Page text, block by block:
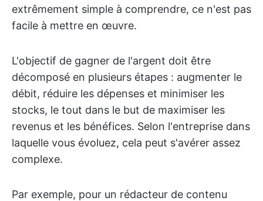
extrêmement simple à comprendre, ce n'est pas
facile à mettre en œuvre.
L'objectif de gagner de l'argent doit être
décomposé en plusieurs étapes : augmenter le
débit, réduire les dépenses et minimiser les
stocks, le tout dans le but de maximiser les
revenus et les bénéfices. Selon l'entreprise dans
laquelle vous évoluez, cela peut s'avérer assez
complexe.
Par exemple, pour un rédacteur de contenu